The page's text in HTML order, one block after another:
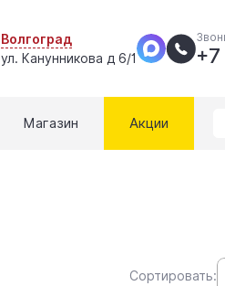
Волгоград
ул. Канунникова д 6/1
Магазин Акции
Сортировать: